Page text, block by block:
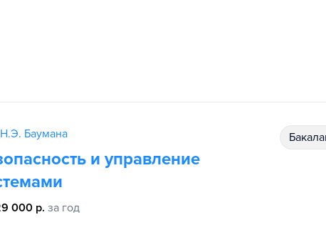
Баумана
и управление
000 р. за год